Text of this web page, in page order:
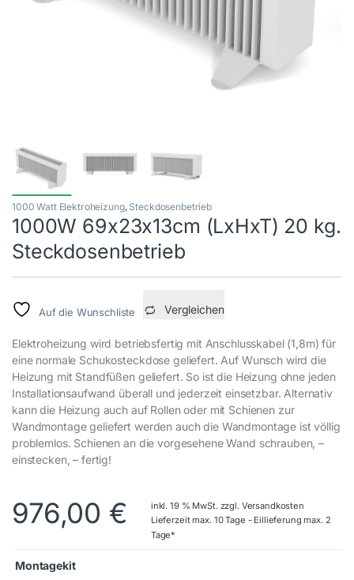
1000 Watt Elektroheizung, Steckdosenbetrieb
1000W 69x23x13cm (LxHxT) 20 kg.
Steckdosenbetrieb
Auf die Wunschliste Vergleichen
Elektroheizung wird betriebsfertig mit Anschlusskabel (1,8m) für
eine normale Schukosteckdose geliefert. Auf Wunsch wird die
Heizung mit Standfüßen geliefert. So ist die Heizung ohne jeden
Installationsaufwand überall und jederzeit einsetzbar. Alternativ
kann die Heizung auch auf Rollen oder mit Schienen zur
Wandmontage geliefert werden auch die Wandmontage ist völlig
problemlos. Schienen an die vorgesehene Wand schrauben, –
einstecken, – fertig!
976,00 € inkl. 19 % MwSt. zzgl. Versandkosten
Lieferzeit max. 10 Tage - Eillieferung max. 2
Tage*
Montagekit